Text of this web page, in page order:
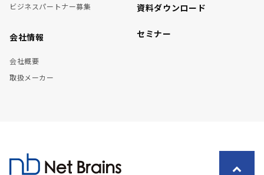
ビジネスパートナー募集
会社情報
会社概要
取扱メーカー
資料ダウンロード
セミナー